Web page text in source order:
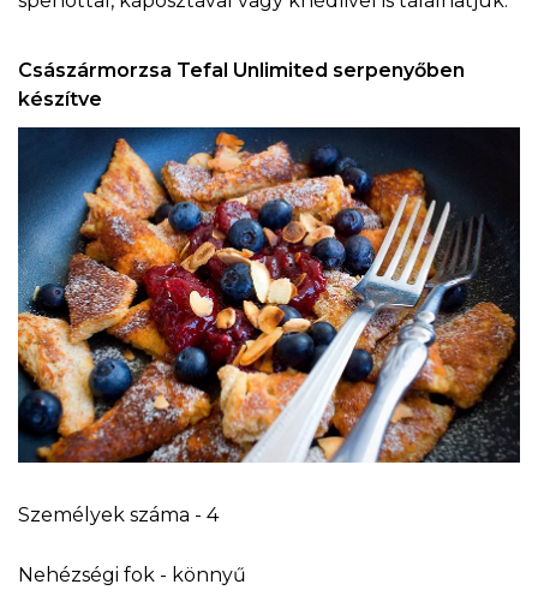
Császármorzsa Tefal Unlimited serpenyőben
készítve
Személyek száma - 4
Nehézségi fok - könnyű